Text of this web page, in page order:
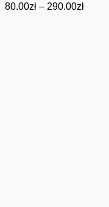
80.00zł – 290.00złZakres